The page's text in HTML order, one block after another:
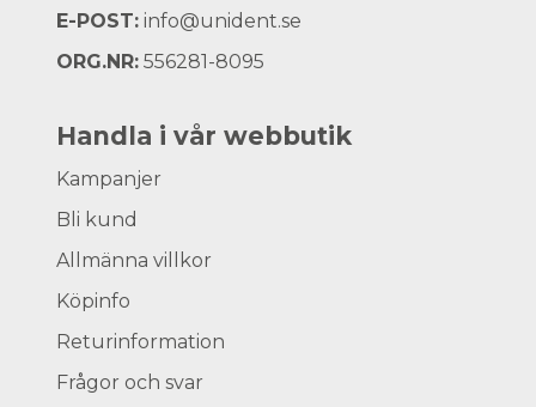
E-POST: info@unident.se
ORG.NR: 556281-8095
Handla i vår webbutik
Kampanjer
Bli kund
Allmänna villkor
Köpinfo
Returinformation
Frågor och svar